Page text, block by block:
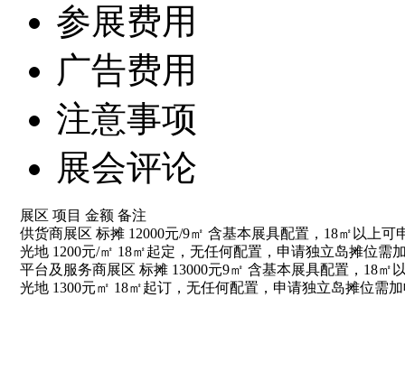
参展费用
广告费用
注意事项
展会评论
展区 项目 金额 备注
供货商展区 标摊 12000元/9㎡ 含基本展具配置，18㎡以上
光地 1200元/㎡ 18㎡起定，无任何配置，申请独立岛摊位需
平台及服务商展区 标摊 13000元9㎡ 含基本展具配置，18
光地 1300元㎡ 18㎡起订，无任何配置，申请独立岛摊位需